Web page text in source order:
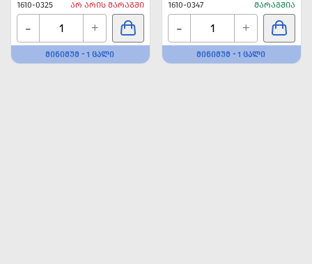
1610-0325
ᲐᲠ ᲐᲠᲘᲡ ᲛᲐᲠᲐᲒᲨᲘ
- +
ᲛᲘᲜᲘᲛᲣᲛ - 1 ᲪᲐᲚᲘ
1610-0347 ᲛᲐᲠᲐᲒᲨᲘᲐ
- +
ᲛᲘᲜᲘᲛᲣᲛ - 1 ᲪᲐᲚᲘ